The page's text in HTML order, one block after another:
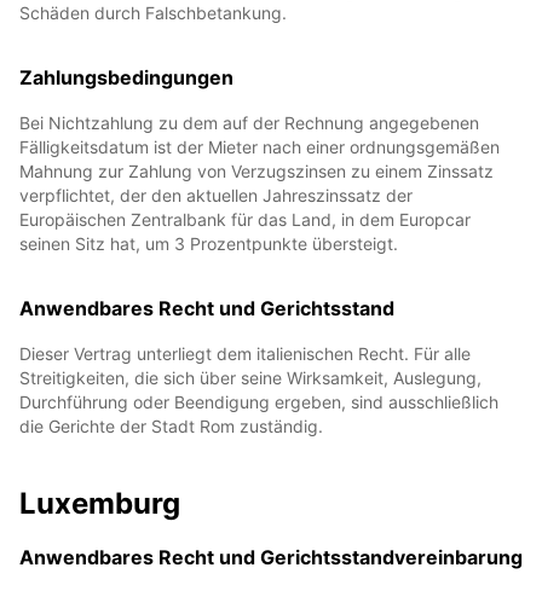
Schäden durch Falschbetankung.
Zahlungsbedingungen
Bei Nichtzahlung zu dem auf der Rechnung angegebenen
Fälligkeitsdatum ist der Mieter nach einer ordnungsgemäßen
Mahnung zur Zahlung von Verzugszinsen zu einem Zinssatz
verpflichtet, der den aktuellen Jahreszinssatz der
Europäischen Zentralbank für das Land, in dem Europcar
seinen Sitz hat, um 3 Prozentpunkte übersteigt.
Anwendbares Recht und Gerichtsstand
Dieser Vertrag unterliegt dem italienischen Recht. Für alle
Streitigkeiten, die sich über seine Wirksamkeit, Auslegung,
Durchführung oder Beendigung ergeben, sind ausschließlich
die Gerichte der Stadt Rom zuständig.
Luxemburg
Anwendbares Recht und Gerichtsstandvereinbarung